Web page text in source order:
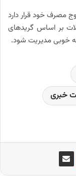
مصرف خود قرار دارد
بر اساس گریدهای
خوبی مدیریت شود.
خبری